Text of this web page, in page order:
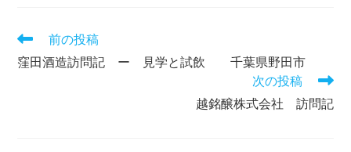
そ
の
他
前の投稿
窪田酒造訪問記 ー 見学と試飲 千葉県野田市
次の投稿
越銘醸株式会社 訪問記